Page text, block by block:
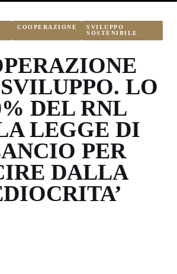
COOPERAZIONE
SVILUPPO
SOSTENIBILE
LO
DEL RNL
LEGGE DI
PER
DALLA